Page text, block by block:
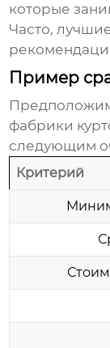
которые
Часто,
Пример
фабрики
следующим
Критерий